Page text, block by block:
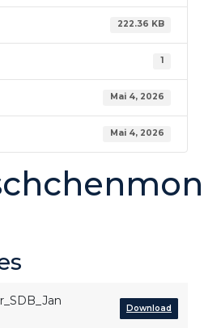
222.36 KB
1
Mai 4, 2026
Mai 4, 2026
Download